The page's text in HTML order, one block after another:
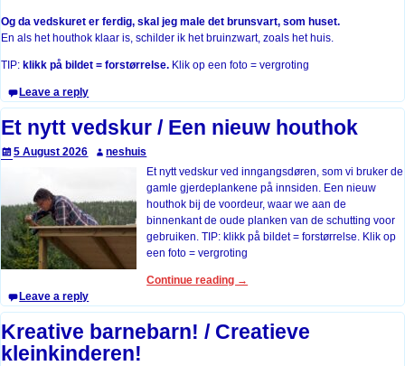
Og da vedskuret er ferdig, skal jeg male det brunsvart, som huset.
En als het houthok klaar is, schilder ik het bruinzwart, zoals het huis.
TIP: klikk på bildet = forstørrelse. Klik op een foto = vergroting
Leave a reply
Et nytt vedskur / Een nieuw houthok
5 August 2026
neshuis
Et nytt vedskur ved inngangsdøren, som vi bruker de
gamle gjerdeplankene på innsiden. Een nieuw
houthok bij de voordeur, waar we aan de
binnenkant de oude planken van de schutting voor
gebruiken. TIP: klikk på bildet = forstørrelse. Klik op
een foto = vergroting
Continue reading →
Leave a reply
Kreative barnebarn! / Creatieve
kleinkinderen!